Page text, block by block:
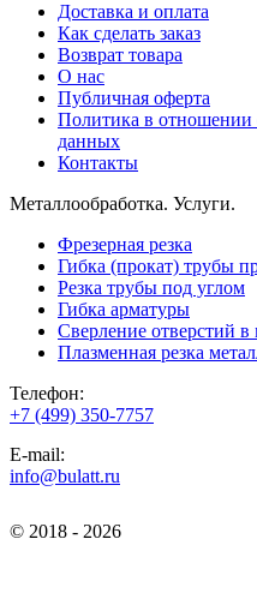
Доставка и оплата
Как сделать заказ
Возврат товара
О нас
Публичная оферта
Политика в отношении
данных
Контакты
Металлообработка. Услуги.
Фрезерная резка
Гибка (прокат) трубы
Резка трубы под углом
Гибка арматуры
Сверление отверстий в
Плазменная резка
Телефон:
+7 (499) 350-7757
E-mail:
info@bulatt.ru
© 2018 - 2026